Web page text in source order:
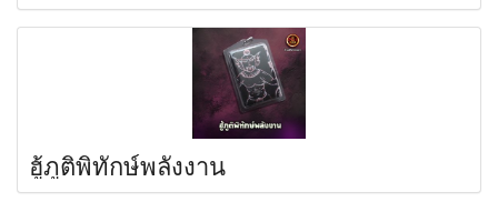
ฮู้ภูติพิทักษ์พลังงาน